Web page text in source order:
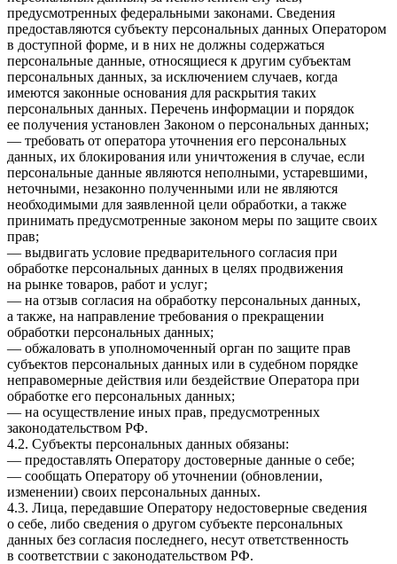
предусмотренных федеральными законами. Сведения
предоставляются субъекту персональных данных Оператором
в доступной форме, и в них не должны содержаться
персональные данные, относящиеся к другим субъектам
персональных данных, за исключением случаев, когда
имеются законные основания для раскрытия таких
персональных данных. Перечень информации и порядок
ее получения установлен Законом о персональных данных;
— требовать от оператора уточнения его персональных
данных, их блокирования или уничтожения в случае, если
персональные данные являются неполными, устаревшими,
неточными, незаконно полученными или не являются
необходимыми для заявленной цели обработки, а также
принимать предусмотренные законом меры по защите своих
прав;
— выдвигать условие предварительного согласия при
обработке персональных данных в целях продвижения
на рынке товаров, работ и услуг;
— на отзыв согласия на обработку персональных данных,
а также, на направление требования о прекращении
обработки персональных данных;
— обжаловать в уполномоченный орган по защите прав
субъектов персональных данных или в судебном порядке
неправомерные действия или бездействие Оператора при
обработке его персональных данных;
— на осуществление иных прав, предусмотренных
законодательством РФ.
4.2. Субъекты персональных данных обязаны:
— предоставлять Оператору достоверные данные о себе;
— сообщать Оператору об уточнении (обновлении,
изменении) своих персональных данных.
4.3. Лица, передавшие Оператору недостоверные сведения
о себе, либо сведения о другом субъекте персональных
данных без согласия последнего, несут ответственность
в соответствии с законодательством РФ.